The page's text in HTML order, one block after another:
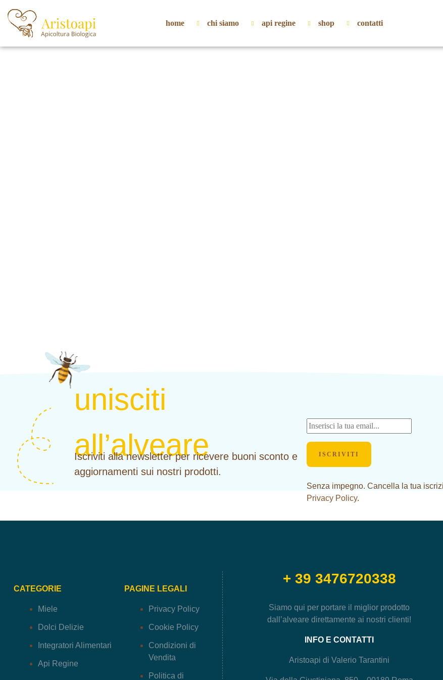
home chi siamo api regine shop contatti
unisciti
all’alveare
Iscriviti alla newsletter per ricevere buoni sconto e
aggiornamenti sui nostri prodotti.
ISCRIVITI
Senza impegno. Cancella la tua
Privacy Policy.
CATEGORIE
Miele
Dolci Delizie
Integratori Alimentari
Api Regine
PAGINE LEGALI
Privacy Policy
Cookie Policy
Condizioni di
Vendita
Politica di
+ 39 3476720338
Siamo qui per portare il miglior prodotto
dall’alveare direttamente ai nostri clienti!
INFO E CONTATTI
Aristoapi di Valerio Tarantini